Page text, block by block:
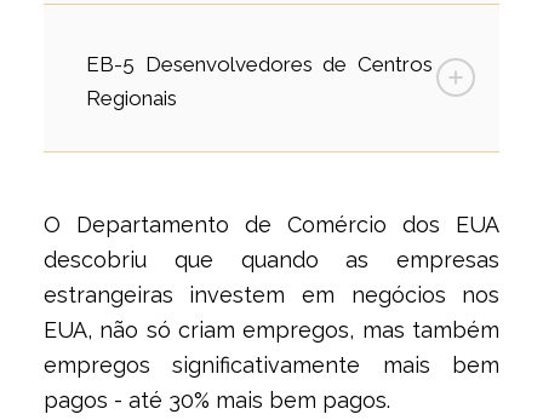
EB-5 Desenvolvedores de Centros
Regionais
O Departamento de Comércio dos EUA
descobriu que quando as empresas
estrangeiras investem em negócios nos
EUA, não só criam empregos, mas também
empregos significativamente mais bem
pagos - até 30% mais bem pagos.